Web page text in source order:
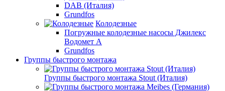
DAB (Италия)
Grundfos
Колодезные
Погружные колодезные насосы Джилекс
Водомет А
Grundfos
Группы быстрого монтажа
Группы быстрого монтажа Stout (Италия)